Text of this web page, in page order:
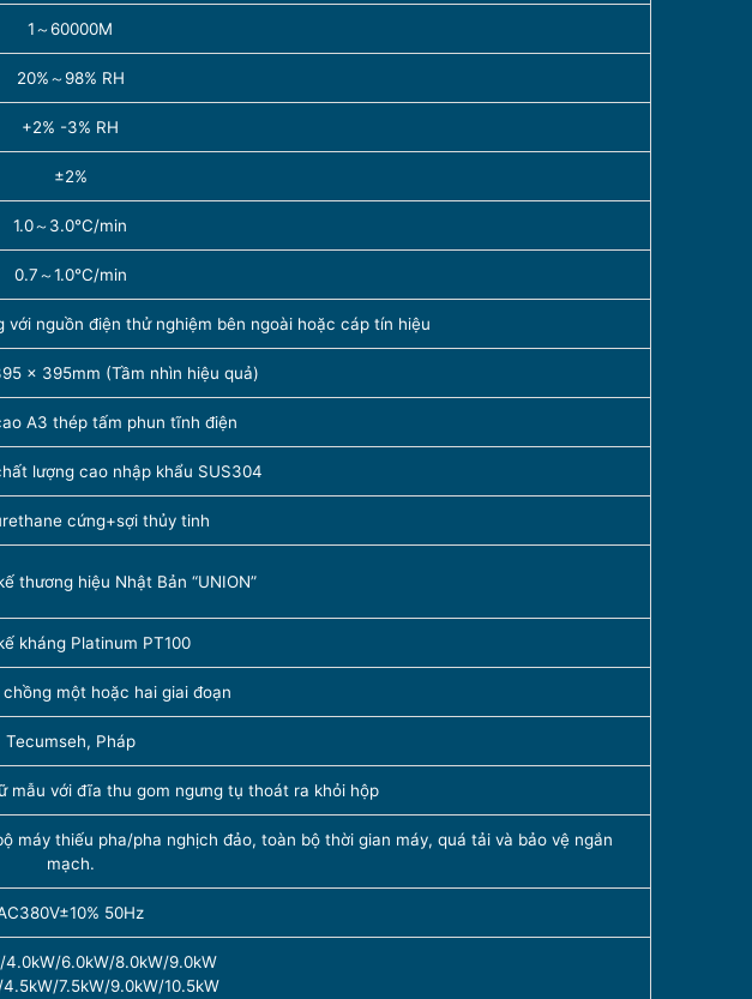
1～60000M
20%～98% RH
+2% -3% RH
±2%
1.0～3.0℃/min
0.7～1.0℃/min
nguồn điện thử nghiệm bên ngoài hoặc cáp tín hiệu
× 395mm (Tầm nhìn hiệu quả)
A3 thép tấm phun tĩnh điện
lượng cao nhập khẩu SUS304
cứng+sợi thủy tinh
thương hiệu Nhật Bản “UNION”
kháng Platinum PT100
một hoặc hai giai đoạn
Tecumseh, Pháp
mẫu với đĩa thu gom ngưng tụ thoát ra khỏi hộp
máy thiếu pha/pha nghịch đảo, toàn bộ thời gian máy, quá tải và bảo vệ ngắn
mạch.
50Hz
4.0kW/6.0kW/8.0kW/9.0kW
7.5kW/9.0kW/10.5kW